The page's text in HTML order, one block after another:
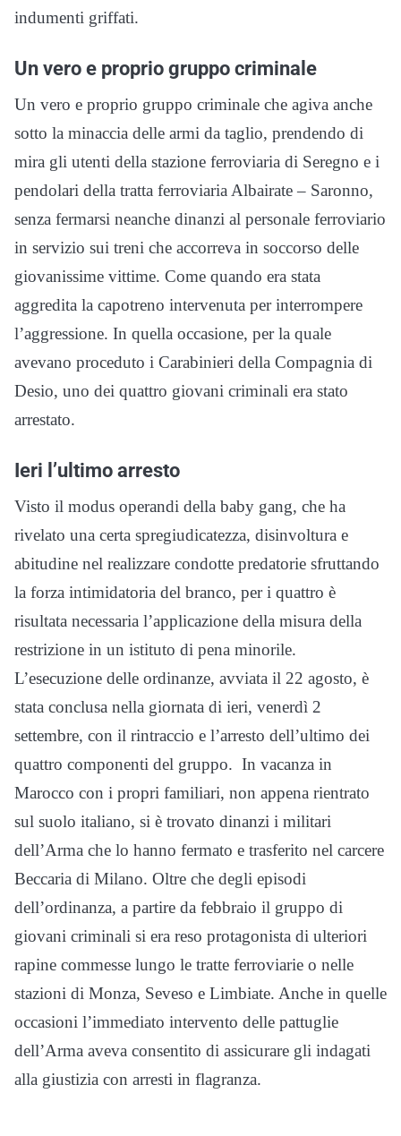
indumenti griffati.
Un vero e proprio gruppo criminale
Un vero e proprio gruppo criminale che agiva anche
sotto la minaccia delle armi da taglio, prendendo di
mira gli utenti della stazione ferroviaria di Seregno e i
pendolari della tratta ferroviaria Albairate – Saronno,
senza fermarsi neanche dinanzi al personale ferroviario
in servizio sui treni che accorreva in soccorso delle
giovanissime vittime. Come quando era stata
aggredita la capotreno intervenuta per interrompere
l’aggressione. In quella occasione, per la quale
avevano proceduto i Carabinieri della Compagnia di
Desio, uno dei quattro giovani criminali era stato
arrestato.
Ieri l’ultimo arresto
Visto il modus operandi della baby gang, che ha
rivelato una certa spregiudicatezza, disinvoltura e
abitudine nel realizzare condotte predatorie sfruttando
la forza intimidatoria del branco, per i quattro è
risultata necessaria l’applicazione della misura della
restrizione in un istituto di pena minorile.
L’esecuzione delle ordinanze, avviata il 22 agosto, è
stata conclusa nella giornata di ieri, venerdì 2
settembre, con il rintraccio e l’arresto dell’ultimo dei
quattro componenti del gruppo. In vacanza in
Marocco con i propri familiari, non appena rientrato
sul suolo italiano, si è trovato dinanzi i militari
dell’Arma che lo hanno fermato e trasferito nel carcere
Beccaria di Milano. Oltre che degli episodi
dell’ordinanza, a partire da febbraio il gruppo di
giovani criminali si era reso protagonista di ulteriori
rapine commesse lungo le tratte ferroviarie o nelle
stazioni di Monza, Seveso e Limbiate. Anche in quelle
occasioni l’immediato intervento delle pattuglie
dell’Arma aveva consentito di assicurare gli indagati
alla giustizia con arresti in flagranza.